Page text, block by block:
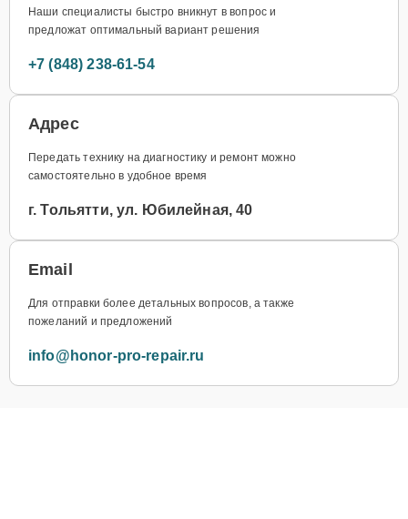
Наши специалисты быстро вникнут в вопрос и
предложат оптимальный вариант решения
+7 (848) 238-61-54
Адрес
Передать технику на диагностику и ремонт можно
самостоятельно в удобное время
г. Тольятти, ул. Юбилейная, 40
Email
Для отправки более детальных вопросов, а также
пожеланий и предложений
info@honor-pro-repair.ru